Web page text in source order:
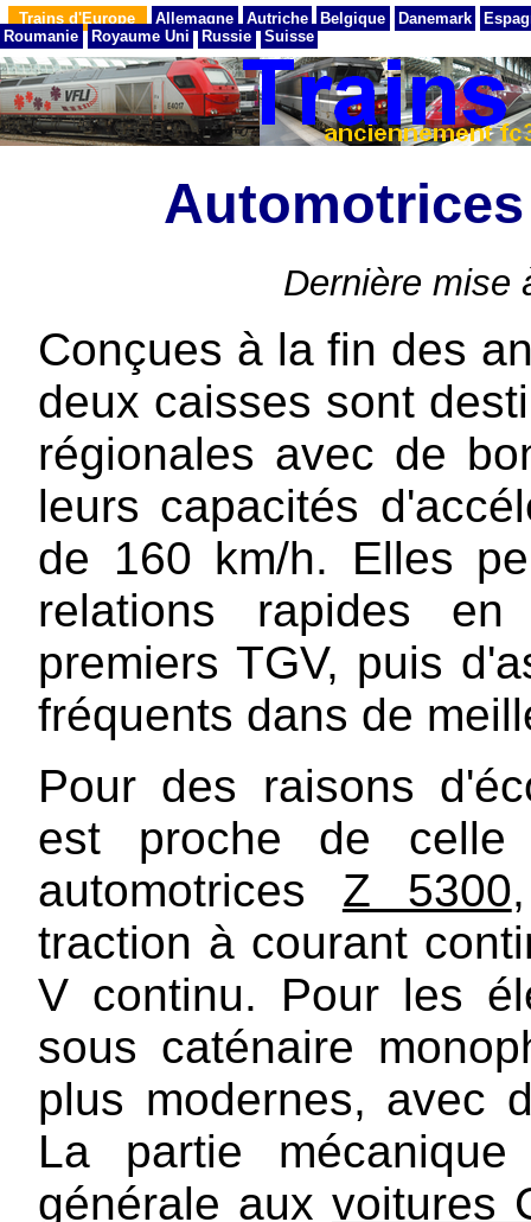
Trains d'Europe Allemagne Autriche Belgique Danemark
Roumanie
Royaume Uni Russie Suisse
Automotrices
Dernière mise
Conçues à la fin des
deux caisses sont
régionales avec de
leurs capacités
de 160 km/h. Elles
relations rapides en
premiers TGV, puis
fréquents dans de
Pour des raisons
est proche de celle
automotrices Z 5300
traction à courant
V continu. Pour les
sous caténaire
plus modernes, avec
La partie
générale aux voitures